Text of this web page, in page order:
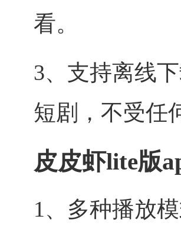
看。
3、支持离线
短剧，不受任
皮皮虾lite版
1、多种播放